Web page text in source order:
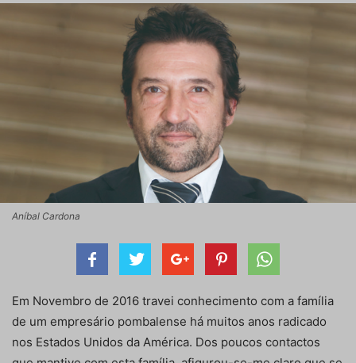
Aníbal Cardona
Em Novembro de 2016 travei conhecimento com a família
de um empresário pombalense há muitos anos radicado
nos Estados Unidos da América. Dos poucos contactos